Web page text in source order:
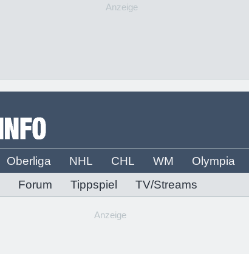
Anzeige
Oberliga NHL CHL WM
Olympia
Forum Tippspiel TV/Streams
Anzeige